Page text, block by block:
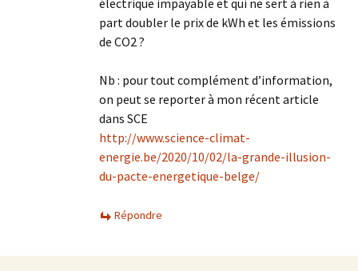
électrique impayable et qui ne sert à rien à
part doubler le prix de kWh et les émissions
de CO2 ?
Nb : pour tout complément d’information,
on peut se reporter à mon récent article
dans SCE
http://www.science-climat-
energie.be/2020/10/02/la-grande-illusion-
du-pacte-energetique-belge/
Répondre